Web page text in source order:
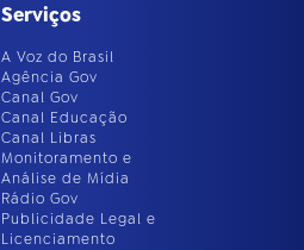
Serviços
A Voz do Brasil
Agência Gov
Canal Gov
Canal Educação
Canal Libras
Monitoramento e
Análise de Mídia
Rádio Gov
Publicidade Legal e
Licenciamento